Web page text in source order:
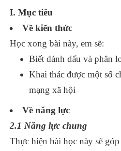
I. Mục tiêu
Về kiến thức
Học xong bài này, em sẽ:
Biết đánh dấu và phân
Khai thác được một số
mạng xã hội
Về năng lực
2.1 Năng lực chung
Thực hiện bài học này sẽ